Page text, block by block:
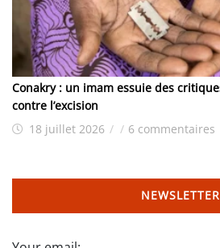
Conakry : un imam essuie des
contre l’excision
18 juillet 2026 / / 6 commentaires
NEWSLETTER